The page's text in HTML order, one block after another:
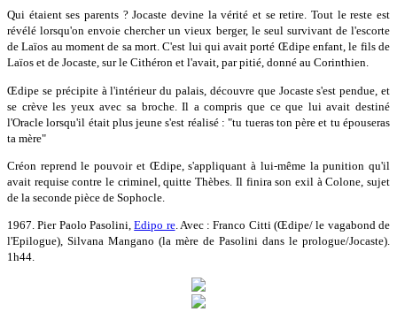
Qui étaient ses parents ? Jocaste devine la vérité et se retire. Tout le reste est
révélé lorsqu'on envoie chercher un vieux berger, le seul survivant de l'escorte
de Laïos au moment de sa mort. C'est lui qui avait porté Œdipe enfant, le fils de
Laïos et de Jocaste, sur le Cithéron et l'avait, par pitié, donné au Corinthien.
Œdipe se précipite à l'intérieur du palais, découvre que Jocaste s'est pendue, et
se crève les yeux avec sa broche. Il a compris que ce que lui avait destiné
l'Oracle lorsqu'il était plus jeune s'est réalisé : "tu tueras ton père et tu épouseras
ta mère"
Créon reprend le pouvoir et Œdipe, s'appliquant à lui-même la punition qu'il
avait requise contre le criminel, quitte Thèbes. Il finira son exil à Colone, sujet
de la seconde pièce de Sophocle.
1967. Pier Paolo Pasolini,Edipo re. Avec : Franco Citti (Œdipe/ le vagabond de
l'Epilogue), Silvana Mangano (la mère de Pasolini dans le prologue/Jocaste).
1h44.